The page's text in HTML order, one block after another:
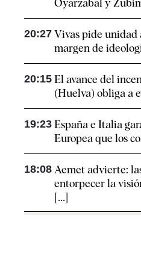
Oyarzabal y
20:27 Vivas pide unidad
margen de
20:15 El avance del
(Huelva) obliga a
19:23 España e Italia
Europea que los
18:08 Aemet advierte:
entorpecer la
[...]